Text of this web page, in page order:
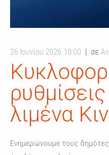
26 Ιουνίου 2026 10:00 σε
λιμένα
Ενημερώνουμε τους